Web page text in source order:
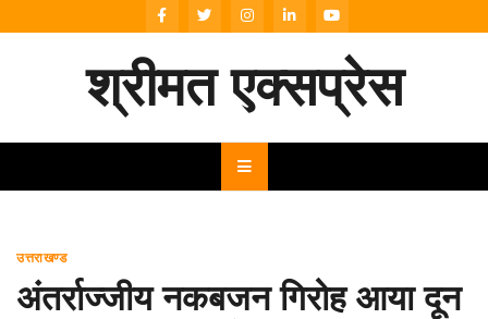
to
श्रीमत एक्सप्रेस
उत्तराखण्ड
अंतर्राज्जीय नकबजन गिरोह आया दून